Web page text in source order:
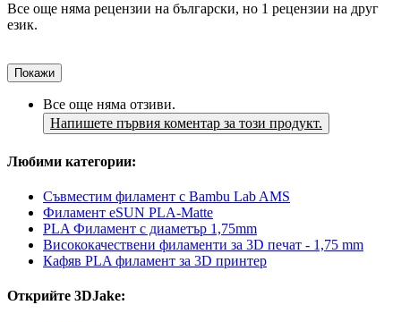
Все още няма рецензии на български, но 1 рецензии на друг
език.
Покажи
Все още няма отзиви.
Напишете първия коментар за този продукт.
Любими категории:
Съвместим филамент с Bambu Lab AMS
Филамент eSUN PLA-Matte
PLA Филамент с диаметър 1,75mm
Висококачествени филаменти за 3D печат - 1,75 mm
Кафяв PLA филамент за 3D принтер
Открийте 3DJake: